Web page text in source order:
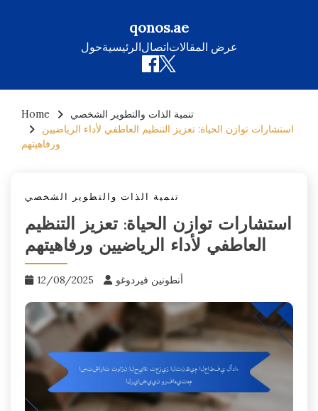
qonos.ae
حولالرئيسيةاتصالعرض المقالات
content
Home
تنمية الذات والتطوير الشخصي
استشارات توازن الحياة: تعزيز التنظيم العاطفي لأداء الرياضيين
ورفاهيتهم
تنمية الذات والتطوير الشخصي
استشارات توازن الحياة: تعزيز التنظيم
العاطفي لأداء الرياضيين ورفاهيتهم
12/08/2025 أنطونين فيردوغو